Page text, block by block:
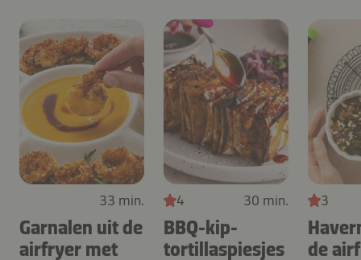
33 min.
Garnalen uit de
airfryer met
4 30 min.
BBQ-kip-
tortillaspiesjes
3
de